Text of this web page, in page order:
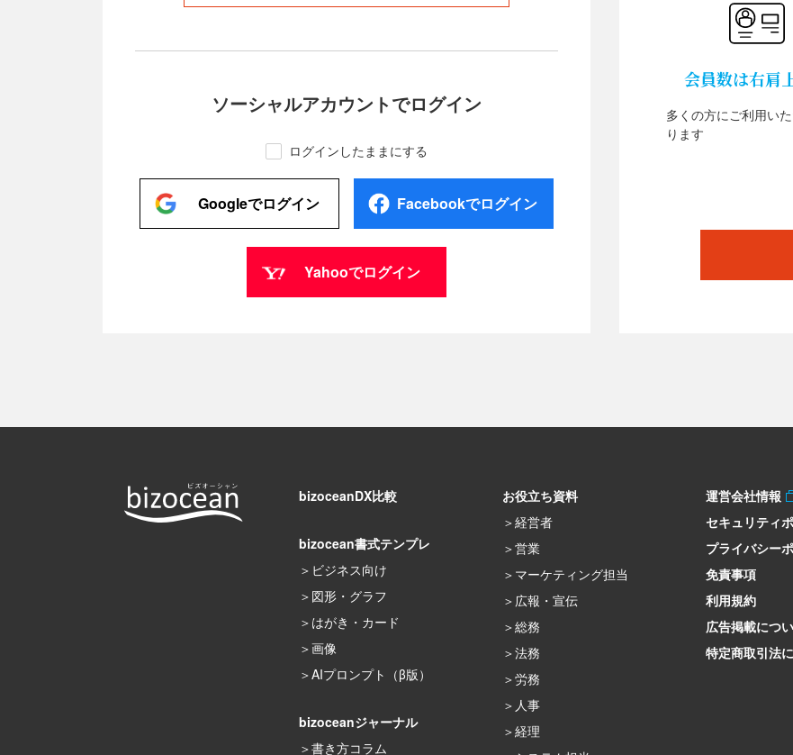
ソーシャルアカウントでログイン
ログインしたままにする
Googleでログイン Facebookでログイン
Yahooでログイン
会員数は右肩
多くの方にご利用い
ります
bizoceanDX比較
bizocean書式テンプレ
ビジネス向け
図形・グラフ
はがき・カード
画像
AIプロンプト（β版）
bizoceanジャーナル
書き方コラム
お役立ち資料
経営者
営業
マーケティング担当
広報・宣伝
総務
法務
労務
人事
経理
運営会社情報
セキュリティ
プライバシー
免責事項
利用規約
広告掲載につ
特定商取引法